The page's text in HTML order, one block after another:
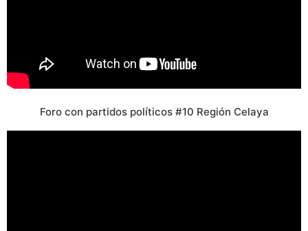
Foro con partidos políticos #10 Región Celaya